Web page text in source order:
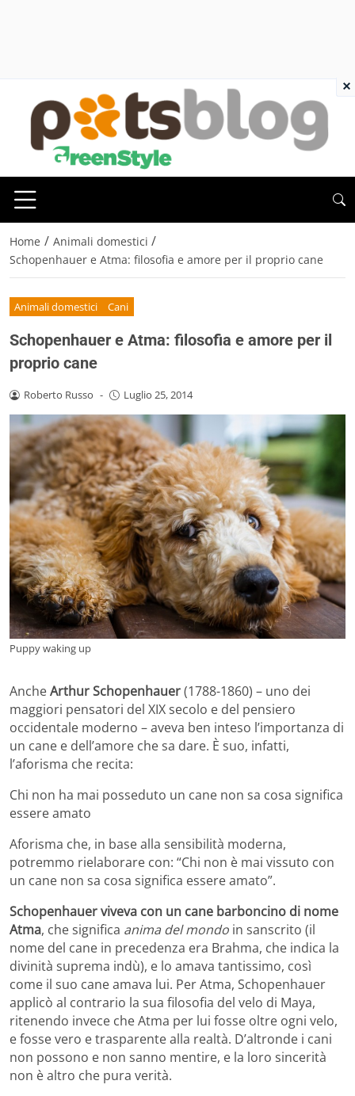
Home / Animali domestici /
Schopenhauer e Atma: filosofia e amore per il proprio cane
Animali domestici Cani
Schopenhauer e Atma: filosofia e amore per il
proprio cane
Roberto Russo - Luglio 25, 2014
Puppy waking up
AncheArthur Schopenhauer(1788-1860) – uno dei
maggiori pensatori del XIX secolo e del pensiero
occidentale moderno – aveva ben inteso l’importanza di
un cane e dell’amore che sa dare. È suo, infatti,
l’aforisma che recita:
Chi non ha mai posseduto un cane non sa cosa significa
essere amato
Aforisma che, in base alla sensibilità moderna,
potremmo rielaborare con: “Chi non è mai vissuto con
un cane non sa cosa significa essere amato”.
Schopenhauer viveva con un cane barboncino di nome
Atma, che significa anima del mondo in sanscrito (il
nome del cane in precedenza era Brahma, che indica la
divinità suprema indù), e lo amava tantissimo, così
come il suo cane amava lui. Per Atma, Schopenhauer
applicò al contrario la sua filosofia del velo di Maya,
ritenendo invece che Atma per lui fosse oltre ogni velo,
e fosse vero e trasparente alla realtà. D’altronde i cani
non possono e non sanno mentire, e la loro sincerità
non è altro che pura verità.
×